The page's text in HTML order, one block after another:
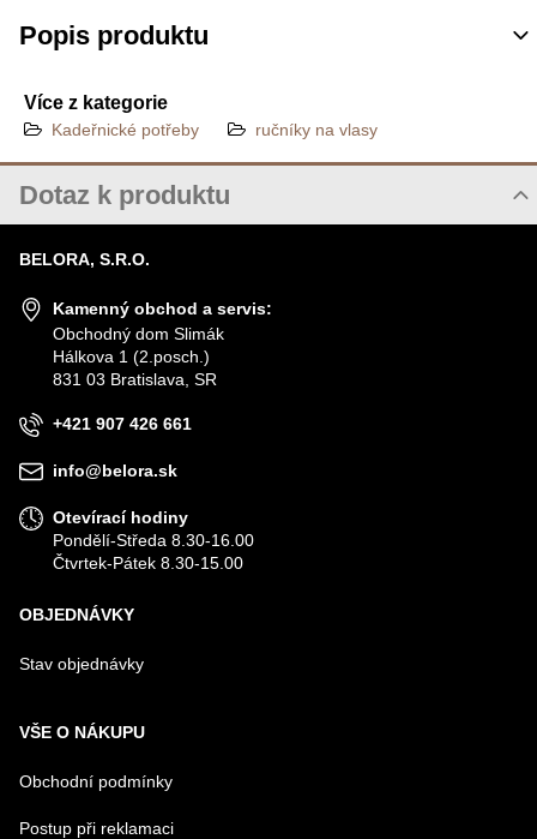
Popis produktu
Více z kategorie
Kadeřnické potřeby ručníky na vlasy
Dotaz k produktu
JMÉNO
VÁŠ E-MAIL
BELORA, S.R.O.
Kamenný obchod a servis:
Obchodný dom Slimák
Hálkova 1 (2.posch.)
831 03 Bratislava, SR
+421 907 426 661
info@belora.sk
Otevírací hodiny
Pondělí-Středa 8.30-16.00
Čtvrtek-Pátek 8.30-15.00
OBJEDNÁVKY
Stav objednávky
VŠE O NÁKUPU
Obchodní podmínky
Postup při reklamaci